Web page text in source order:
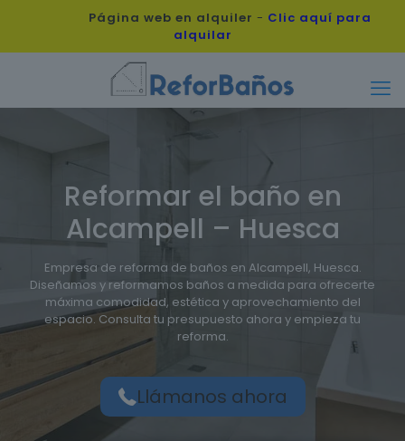
Página web en alquiler - Clic aquí para
alquilar
Reformar el baño en
Alcampell – Huesca
Empresa de reforma de baños en Alcampell, Huesca.
Diseñamos y reformamos baños a medida para ofrecerte
máxima comodidad, estética y aprovechamiento del
espacio. Consulta tu presupuesto ahora y empieza tu
reforma.
Llámanos ahora